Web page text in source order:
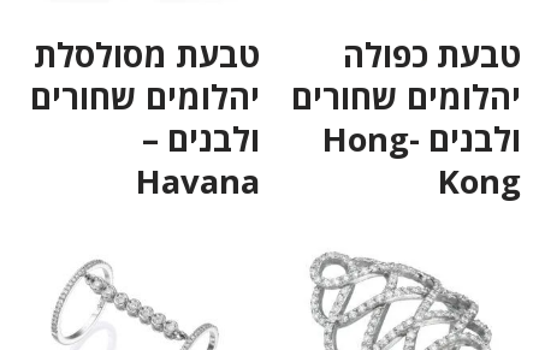
טבעת כפולה
יהלומים שחורים
ולבנים -Hong
Kong
טבעת מסולסלת
יהלומים שחורים
ולבנים –
Havana